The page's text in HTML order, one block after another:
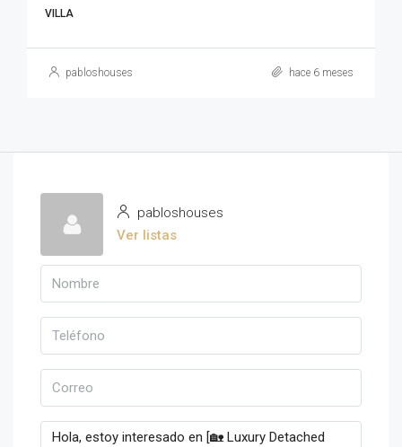
VILLA
pabloshouses hace 6 meses
pabloshouses
Ver listas